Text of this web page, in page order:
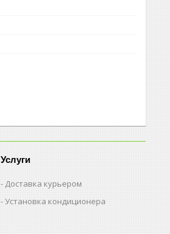
Услуги
Доставка курьером
Установка кондиционера